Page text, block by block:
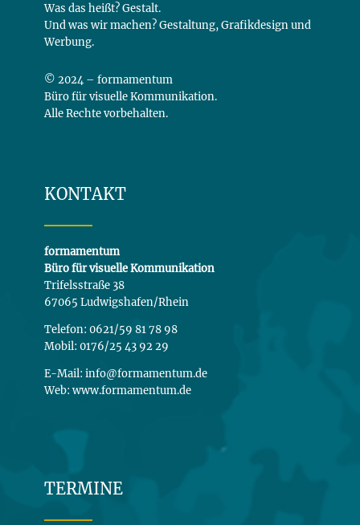
Was das heißt? Gestalt.
Und was wir machen? Gestaltung, Grafikdesign und
Werbung.
© 2024 – formamentum
Büro für visuelle Kommunikation.
Alle Rechte vorbehalten.
KONTAKT
formamentum
Büro für visuelle Kommunikation
Trifelsstraße 38
67065 Ludwigshafen/Rhein
Telefon: 0621/59 81 78 98
Mobil: 0176/25 43 92 29
E-Mail: info@formamentum.de
Web: www.formamentum.de
TERMINE